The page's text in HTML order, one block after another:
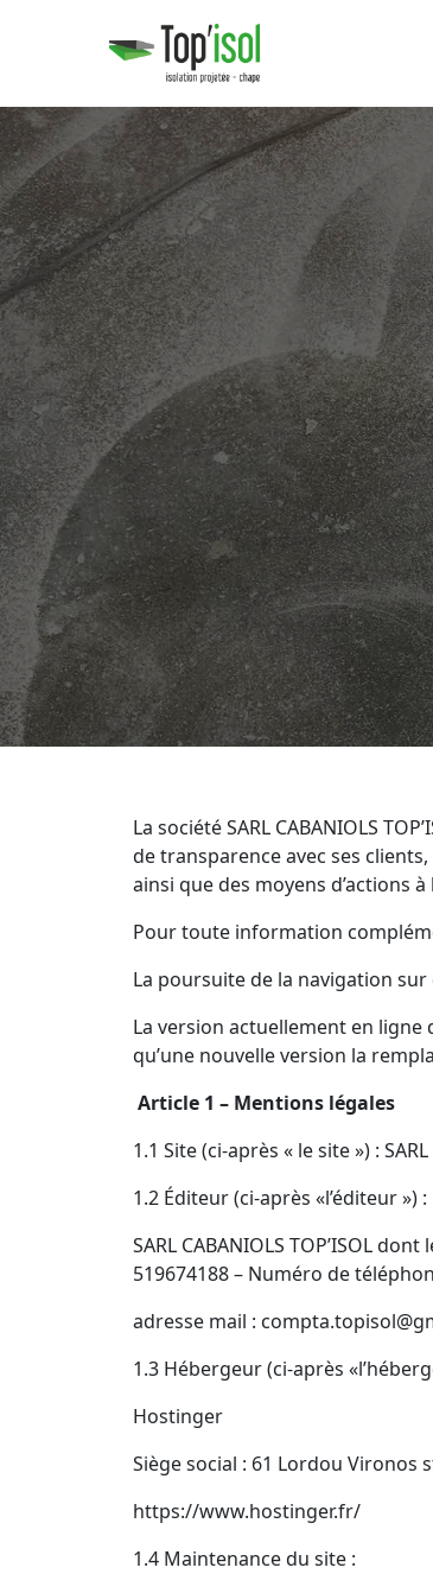
La société SARL CABANIOLS
de transparence avec ses
ainsi que des moyens d’actions
Pour toute information
La poursuite de la navigation
La version actuellement en ligne
qu’une nouvelle version la
Article 1 – Mentions légales
1.1 Site (ci-après « le site ») : SARL
1.2 Éditeur (ci-après «l’éditeur ») :
SARL CABANIOLS TOP’ISOL
519674188 – Numéro de
adresse mail :
1.3 Hébergeur (ci-après
Hostinger
Siège social : 61 Lordou Vironos
https://www.hostinger.fr/
1.4 Maintenance du site :